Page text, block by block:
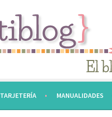
TARJETERÍA MANUALIDADES